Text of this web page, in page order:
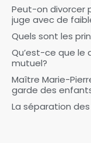
Peut-on divorcer
juge avec de
Quels sont les
Qu’est-ce que le
mutuel?
Maître Marie-
garde des
La séparation